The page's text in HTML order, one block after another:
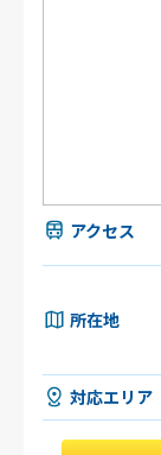
アクセス
所在地
対応エリア